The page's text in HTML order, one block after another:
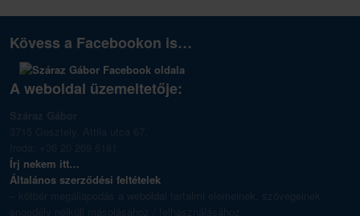
Kövess a Facebookon is…
A weboldal üzemeltetője:
Írj nekem itt…
Általános szerződési feltételek